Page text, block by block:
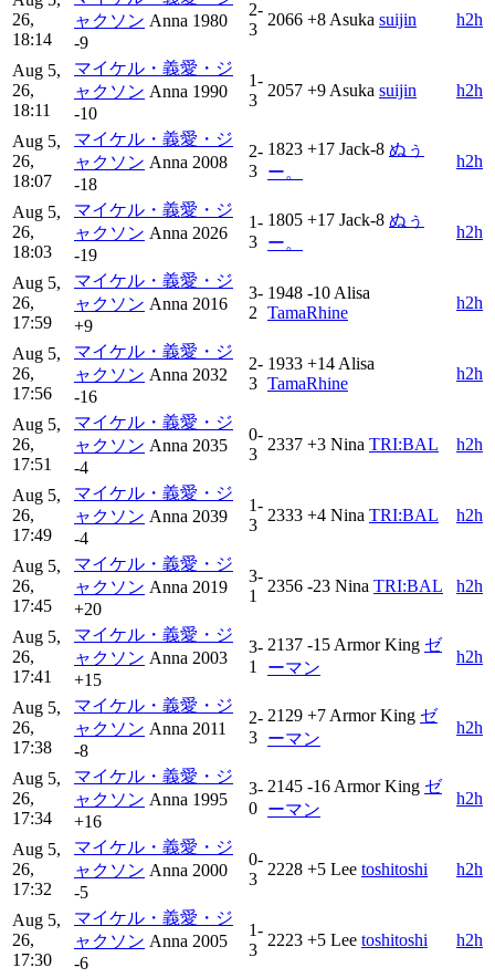
26,
18:14
ャクソン Anna 1980
-9
2-
3
2066 +8 Asuka suijin h2h
Aug 5,
26,
18:11
マイケル・義愛・ジ
ャクソン Anna 1990
-10
1-
3
2057 +9 Asuka suijin h2h
Aug 5,
26,
18:07
マイケル・義愛・ジ
ャクソン Anna 2008
-18
2-
3
1823 +17 Jack-8 ぬぅ
ー。
h2h
Aug 5,
26,
18:03
マイケル・義愛・ジ
ャクソン Anna 2026
-19
1-
3
1805 +17 Jack-8 ぬぅ
ー。
h2h
Aug 5,
26,
17:59
マイケル・義愛・ジ
ャクソン Anna 2016
+9
3-
2
1948 -10 Alisa
TamaRhine
h2h
Aug 5,
26,
17:56
マイケル・義愛・ジ
ャクソン Anna 2032
-16
2-
3
1933 +14 Alisa
TamaRhine
h2h
Aug 5,
26,
17:51
マイケル・義愛・ジ
ャクソン Anna 2035
-4
0-
3
2337 +3 Nina TRI:BAL h2h
Aug 5,
26,
17:49
マイケル・義愛・ジ
ャクソン Anna 2039
-4
1-
3
2333 +4 Nina TRI:BAL h2h
Aug 5,
26,
17:45
マイケル・義愛・ジ
ャクソン Anna 2019
+20
3-
1
2356 -23 Nina TRI:BAL h2h
Aug 5,
26,
17:41
マイケル・義愛・ジ
ャクソン Anna 2003
+15
3-
1
2137 -15 Armor King ゼ
ーマン
h2h
Aug 5,
26,
17:38
マイケル・義愛・ジ
ャクソン Anna 2011
-8
2-
3
2129 +7 Armor King ゼ
ーマン
h2h
Aug 5,
26,
17:34
マイケル・義愛・ジ
ャクソン Anna 1995
+16
3-
0
2145 -16 Armor King ゼ
ーマン
h2h
Aug 5,
26,
17:32
マイケル・義愛・ジ
ャクソン Anna 2000
-5
0-
3
2228 +5 Lee toshi‎‎toshi h2h
Aug 5,
26,
17:30
マイケル・義愛・ジ
ャクソン Anna 2005
-6
1-
3
2223 +5 Lee toshi‎‎toshi h2h